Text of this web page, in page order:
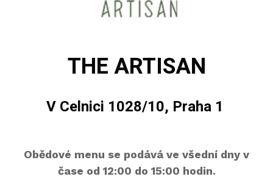
THE ARTISAN
V Celnici 1028/10, Praha 1
Obědové menu se podává ve všední dny v
čase od 12:00 do 15:00 hodin.